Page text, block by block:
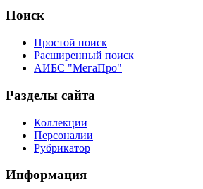
Поиск
Простой поиск
Расширенный поиск
АИБС "МегаПро"
Разделы сайта
Коллекции
Персоналии
Рубрикатор
Информация